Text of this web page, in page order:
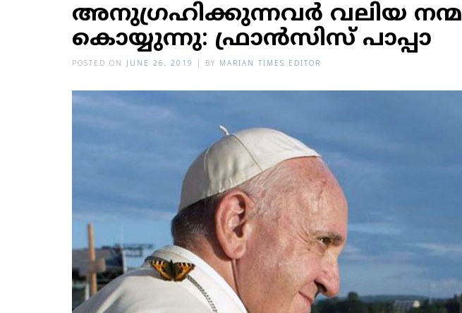
അനുഗ്രഹിക്കുന്നവര്‍ വലിയ നന്മ
കൊയ്യുന്നു: ഫ്രാന്‍സിസ് പാപ്പാ
POSTED ON JUNE 26, 2019 BY MARIAN TIMES EDITOR